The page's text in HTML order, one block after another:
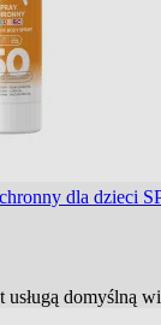
dla dzieci
usługą domyślną